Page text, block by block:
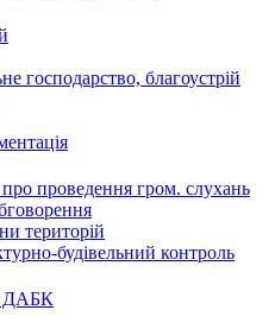
господарство, благоустрій
проведення гром. слухань
територій
будівельний контроль
ДАБК